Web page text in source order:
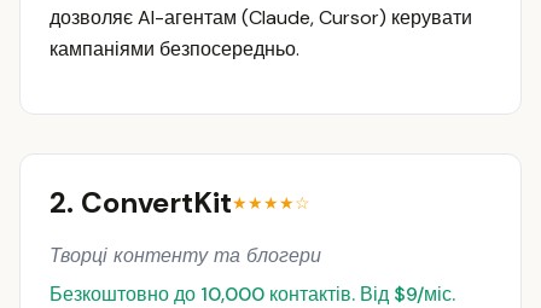
дозволяє AI-агентам (Claude, Cursor) керувати
кампаніями безпосередньо.
2. ConvertKit★★★★☆
Творці контенту та блогери
Безкоштовно до 10,000 контактів. Від $9/міс.